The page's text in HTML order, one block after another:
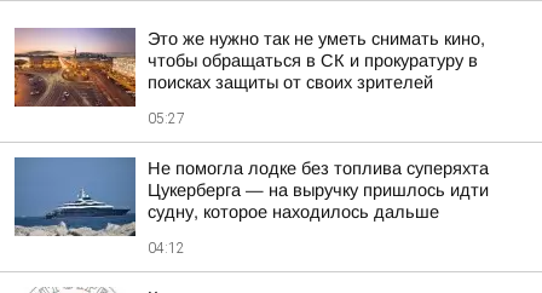
Это же нужно так не уметь снимать кино,
чтобы обращаться в СК и прокуратуру в
поисках защиты от своих зрителей
05:27
Не помогла лодке без топлива суперяхта
Цукерберга — на выручку пришлось идти
судну, которое находилось дальше
04:12